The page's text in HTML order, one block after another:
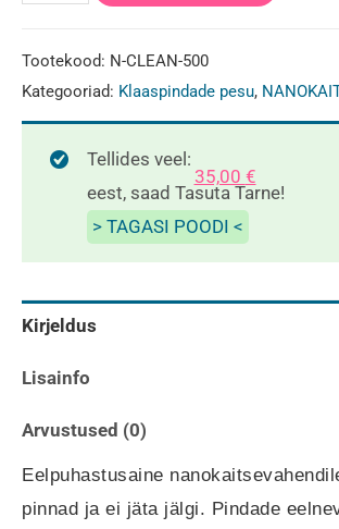
500ml-
nanokaitsevahendi
eelpuhastusaine
kogus
Tootekood: N-CLEAN-500
Kategooriad: Klaaspindade pesu,
Tellides veel:
35,00 €
eest, saad Tasuta Tarne!
> TAGASI POODI <
Kirjeldus
Lisainfo
Arvustused (0)
Eelpuhastusaine
pinnad ja ei jäta jälgi. Pindade